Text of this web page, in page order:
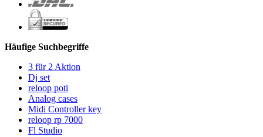
Häufige Suchbegriffe
3 für 2 Aktion
Dj set
reloop poti
Analog cases
Midi Controller key
reloop rp 7000
Fl Studio